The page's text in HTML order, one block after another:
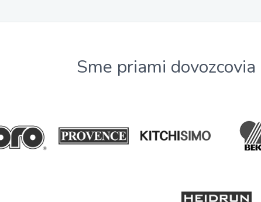
Sme priami dovozcovia